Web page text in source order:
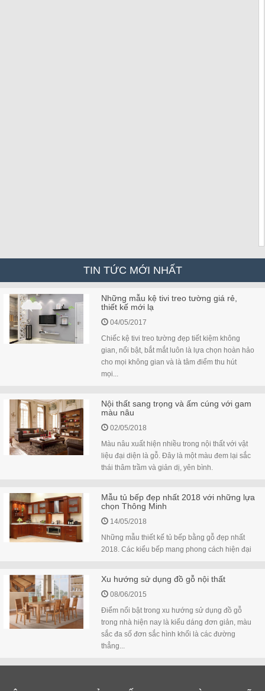
TIN TỨC MỚI NHẤT
Những mẫu kệ tivi treo tường giá rẻ,
thiết kế mới lạ
04/05/2017
Chiếc kệ tivi treo tường đẹp tiết kiệm không
gian, nổi bật, bắt mắt luôn là lựa chọn hoàn hảo
cho mọi không gian và là tâm điểm thu hút
mọi...
Nội thất sang trọng và ấm cúng với gam
màu nâu
02/05/2018
Màu nâu xuất hiện nhiều trong nội thất với vật
liệu đại diện là gỗ. Đây là một màu đem lại sắc
thái thâm trầm và giản dị, yên bình.
Mẫu tủ bếp đẹp nhất 2018 với những lựa
chọn Thông Minh
14/05/2018
Những mẫu thiết kế tủ bếp bằng gỗ đẹp nhất
2018. Các kiểu bếp mang phong cách hiện đại
Xu hướng sử dụng đồ gỗ nội thất
08/06/2015
Điểm nổi bật trong xu hướng sử dụng đồ gỗ
trong nhà hiện nay là kiểu dáng đơn giản, màu
sắc đa số đơn sắc hình khối là các đường
thẳng...